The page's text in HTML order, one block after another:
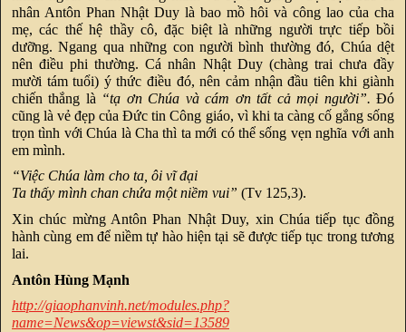
nhân Antôn Phan Nhật Duy là bao mồ hôi và công lao của cha
mẹ, các thế hệ thầy cô, đặc biệt là những người trực tiếp bồi
dưỡng. Ngang qua những con người bình thường đó, Chúa dệt
nên điều phi thường. Cá nhân Nhật Duy (chàng trai chưa đầy
mười tám tuổi) ý thức điều đó, nên cảm nhận đầu tiên khi giành
chiến thắng là “tạ ơn Chúa và cám ơn tất cả mọi người”. Đó
cũng là vẻ đẹp của Đức tin Công giáo, vì khi ta càng cố gắng sống
trọn tình với Chúa là Cha thì ta mới có thể sống vẹn nghĩa với anh
em mình.
“Việc Chúa làm cho ta, ôi vĩ đại
Ta thấy mình chan chứa một niềm vui” (Tv 125,3).
Xin chúc mừng Antôn Phan Nhật Duy, xin Chúa tiếp tục đồng
hành cùng em để niềm tự hào hiện tại sẽ được tiếp tục trong tương
lai.
Antôn Hùng Mạnh
http://giaophanvinh.net/modules.php?
name=News&op=viewst&sid=13589